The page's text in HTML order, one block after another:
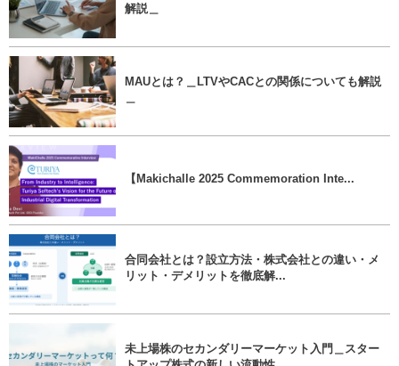
解説＿
MAUとは？＿LTVやCACとの関係についても解説
【Makichalle 2025 Commemoration Inte...
合同会社とは？設立方法・株式会社との違い・メ
リット・デメリットを徹底解...
未上場株のセカンダリーマーケット入門＿スター